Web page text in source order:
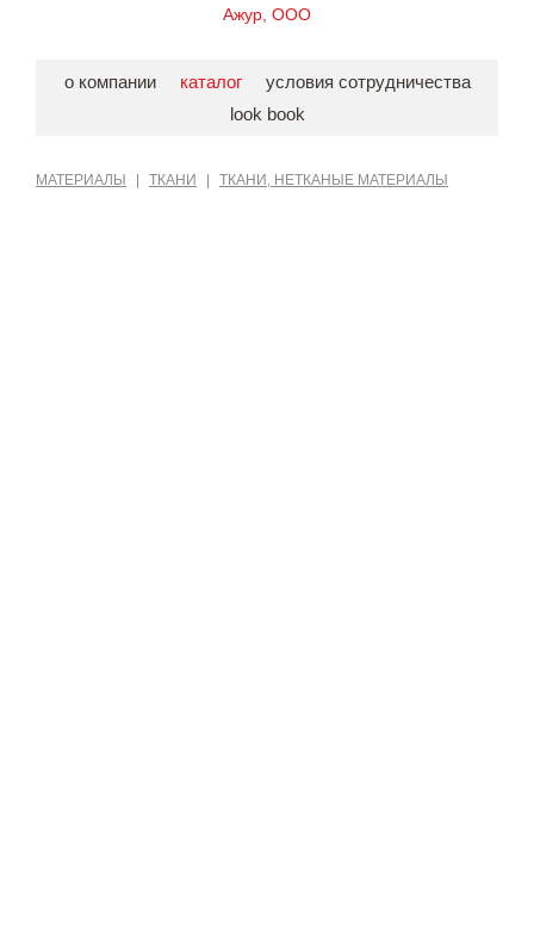
Ажур, ООО
о компании каталог
условия сотрудничества
look book
МАТЕРИАЛЫ ТКАНИ ТКАНИ, НЕТКАНЫЕ МАТЕРИАЛЫ